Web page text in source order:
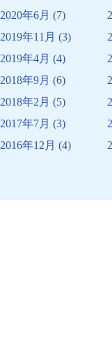
2020年6月 (7)
2019年11月 (3)
2019年4月 (4)
2018年9月 (6)
2018年2月 (5)
2017年7月 (3)
2016年12月 (4)